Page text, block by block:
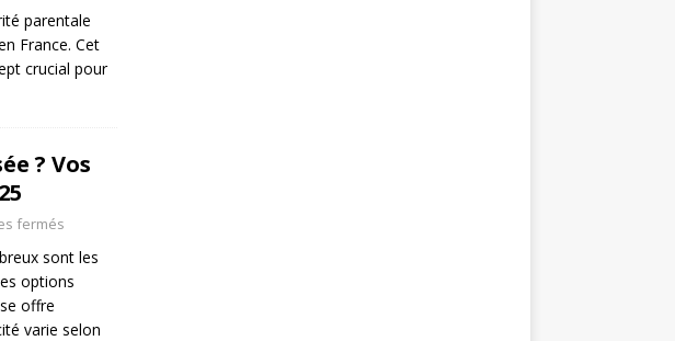
parentale
France. Cet
crucial pour
? Vos
fermés
sont les
options
offre
varie selon